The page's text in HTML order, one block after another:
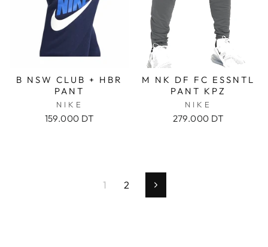
B NSW CLUB + HBR
PANT
NIKE
159.000 DT
M NK DF FC ESSNTL
PANT KPZ
NIKE
279.000 DT
1 2 Suivant